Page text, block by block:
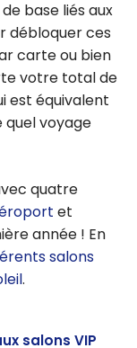
base liés aux
débloquer ces
carte ou bien
votre total de
est équivalent
quel voyage
quatre
et
année ! En
salons
.
salons VIP